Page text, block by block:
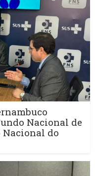
Nacional de
Nacional do